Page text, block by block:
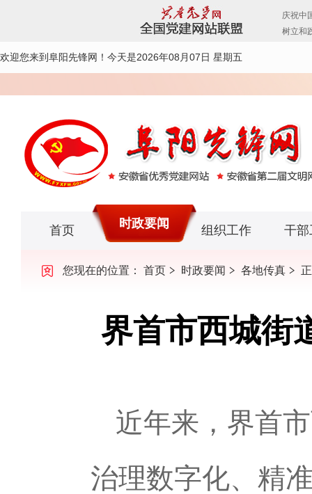
欢迎您来到阜阳先锋网！ 今天是2026年08月07日 星期五
首页 时政要闻 组织工作 干部
您现在的位置： 首页 时政要闻 各地传真
界首市西城街
近年来，界首
治理数字化、精